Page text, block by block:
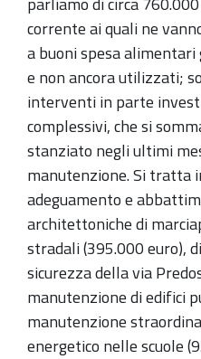
corrente ai quali ne
a buoni spesa
e non ancora utilizzati;
interventi in parte
complessivi, che si
stanziato negli ultimi
manutenzione. Si tratta
adeguamento e
architettoniche di
stradali (395.000 euro),
sicurezza della via
manutenzione di edifici
manutenzione
energetico nelle scuole